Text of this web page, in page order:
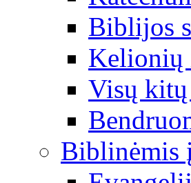
Biblijos
Kelionių
Visų
Biblinėmis